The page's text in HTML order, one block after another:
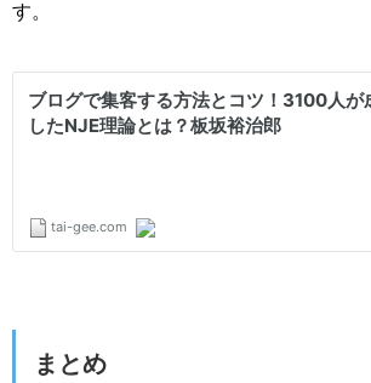
す。
まとめ